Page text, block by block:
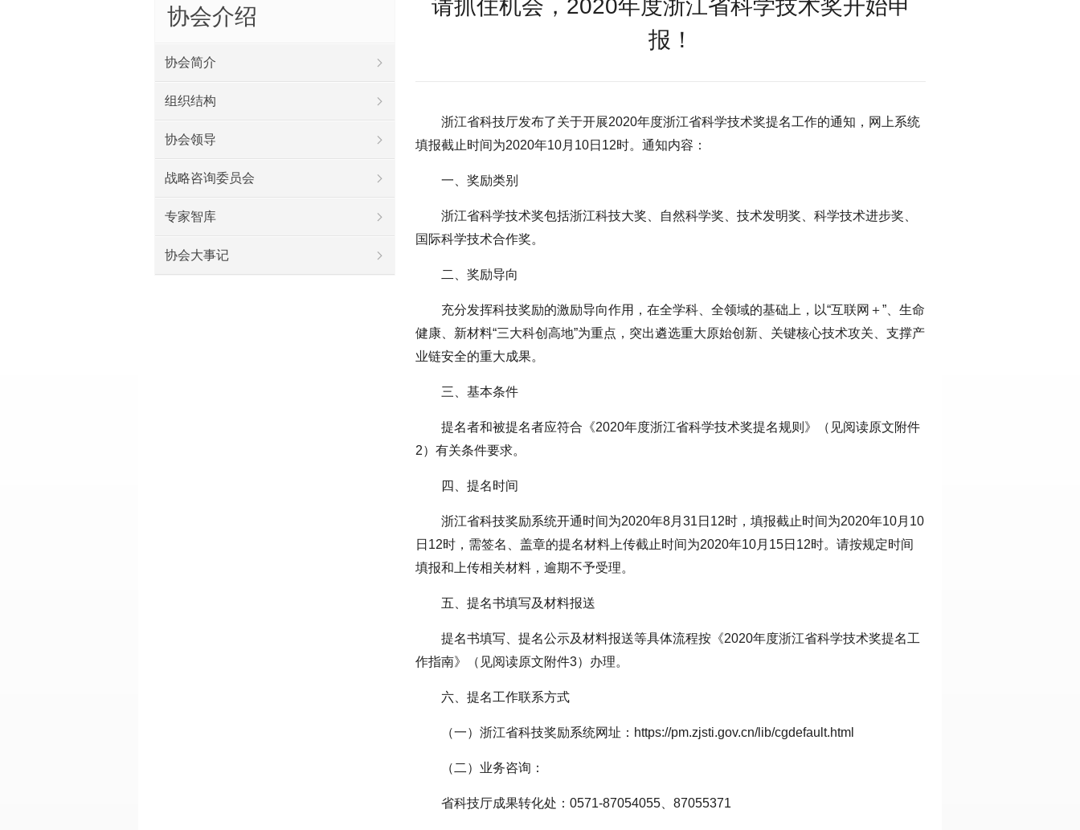
请抓住机会，2020年度浙江省科学技术奖开始申
报！
浙江省科技厅发布了关于开展2020年度浙江省科学技术奖提名工作的通知，网上系统
填报截止时间为2020年10月10日12时。通知内容：
一、奖励类别
浙江省科学技术奖包括浙江科技大奖、自然科学奖、技术发明奖、科学技术进步奖、
国际科学技术合作奖。
二、奖励导向
充分发挥科技奖励的激励导向作用，在全学科、全领域的基础上，以“互联网＋”、生命
健康、新材料“三大科创高地”为重点，突出遴选重大原始创新、关键核心技术攻关、支撑产
业链安全的重大成果。
三、基本条件
提名者和被提名者应符合《2020年度浙江省科学技术奖提名规则》（见阅读原文附件
2）有关条件要求。
四、提名时间
浙江省科技奖励系统开通时间为2020年8月31日12时，填报截止时间为2020年10月10
日12时，需签名、盖章的提名材料上传截止时间为2020年10月15日12时。请按规定时间
填报和上传相关材料，逾期不予受理。
五、提名书填写及材料报送
提名书填写、提名公示及材料报送等具体流程按《2020年度浙江省科学技术奖提名工
作指南》（见阅读原文附件3）办理。
六、提名工作联系方式
（一）浙江省科技奖励系统网址：https://pm.zjsti.gov.cn/lib/cgdefault.html
（二）业务咨询：
省科技厅成果转化处：0571-87054055、87055371
协会介绍
协会简介
组织结构
协会领导
战略咨询委员会
专家智库
协会大事记